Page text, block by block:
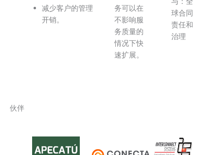
减少客户的管理
开销。
务可以在
不影响服
务质量的
情况下快
速扩展。
球合同
责任和
治理
伙伴